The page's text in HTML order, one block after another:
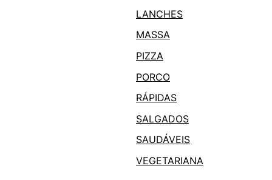
LANCHES
MASSA
PIZZA
PORCO
RÁPIDAS
SALGADOS
SAUDÁVEIS
VEGETARIANA